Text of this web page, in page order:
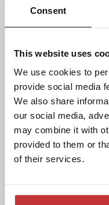
Consent
This website uses
We use cookies to
provide social media
We also share
our social media,
may combine it with
provided to them or
of their services.